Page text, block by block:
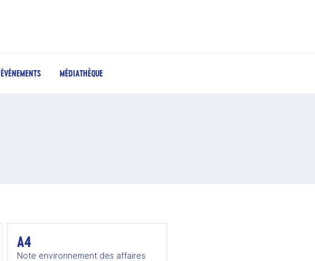
ÉVÉNEMENTS MÉDIATHÈQUE
A4
Note environnement des affaires